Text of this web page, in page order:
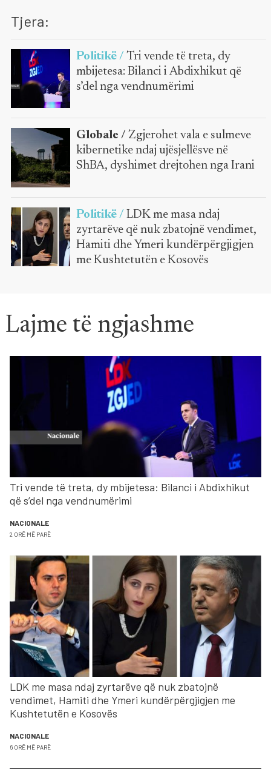
Tjera:
Politikë / Tri vende të treta, dy
mbijetesa: Bilanci i Abdixhikut që
s’del nga vendnumërimi
Globale / Zgjerohet vala e sulmeve
kibernetike ndaj ujësjellësve në
ShBA, dyshimet drejtohen nga Irani
Politikë / LDK me masa ndaj
zyrtarëve që nuk zbatojnë vendimet,
Hamiti dhe Ymeri kundërpërgjigjen
me Kushtetutën e Kosovës
Lajme të ngjashme
Tri vende të treta, dy mbijetesa: Bilanci i Abdixhikut
që s’del nga vendnumërimi
NACIONALE
2 ORË MË PARË
LDK me masa ndaj zyrtarëve që nuk zbatojnë
vendimet, Hamiti dhe Ymeri kundërpërgjigjen me
Kushtetutën e Kosovës
NACIONALE
6 ORË MË PARË